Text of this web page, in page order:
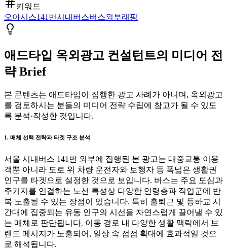
키워드
오아시스141번시내버스버스외부래핑
애드타입 옥외광고 컨설턴트의 미디어 전
략 Brief
본 콘텐츠는 애드타입이 집행한 광고 사례가 아니며, 옥외광고
를 검토하시는 분들의 미디어 전략 수립에 참고가 될 수 있도
록 분석·작성한 것입니다.
1. 매체 선택 전략과 타겟 구조 분석
서울 시내버스 141번 외부에 집행된 본 광고는 대중교통 이용
객뿐 아니라 도로 위 차량 운전자와 보행자 등 폭넓은 생활권
인구를 타겟으로 설정한 것으로 보입니다. 버스는 주요 도심과
주거지를 연결하는 노선 특성상 다양한 연령층과 직업군에 반
복 노출될 수 있는 장점이 있습니다. 특히 출퇴근 및 등하교 시
간대에 집중되는 유동 인구의 시선을 자연스럽게 끌어낼 수 있
는 매체로 판단됩니다. 이동 경로 내 다양한 생활 맥락에서 브
랜드 메시지가 노출되어, 일상 속 접점 확대에 효과적일 것으
로 해석됩니다.